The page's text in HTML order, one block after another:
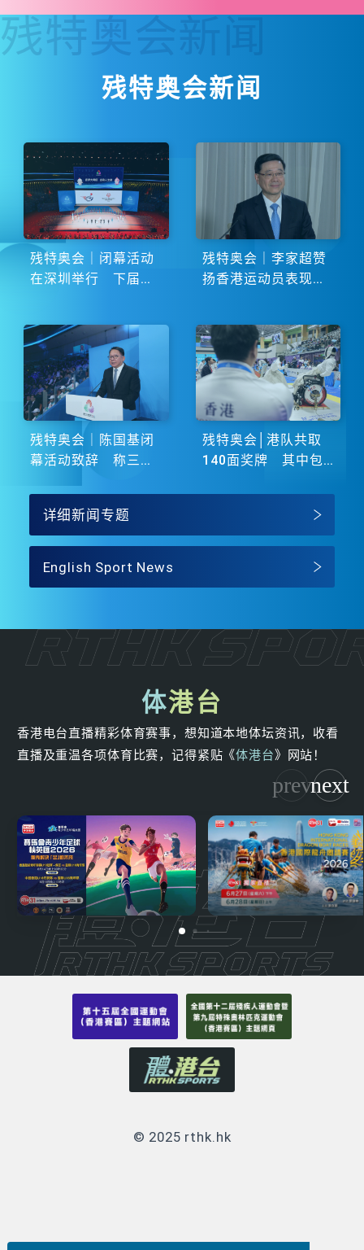
残特奥会新闻
残特奥会
残特奥会｜闭幕活动
在深圳举行 下届由
残特奥会｜李家超赞
扬香港运动员表现卓
残特奥会｜陈国基闭
幕活动致辞 称三地
残特奥会│港队共取
140面奖牌 其中包
详细新闻专题
English Sport News
体港台
香港电台直播精彩体育赛事，想知道本地体坛资讯，收看
直播及重温各项体育比赛，记得紧贴《体港台》网站！
© 2025 rthk.hk